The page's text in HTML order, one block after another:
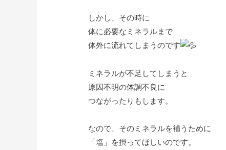
しかし、その時に
体に必要なミネラルまで
体外に流れてしまうのです
ミネラルが不足してしまうと
原因不明の体調不良に
つながったりもします。
なので、そのミネラルを補うために
「塩」を摂ってほしいのです。